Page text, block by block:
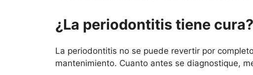
¿La periodontitis tiene cura?
La periodontitis no se puede revertir por
mantenimiento. Cuanto antes se diagnostique,